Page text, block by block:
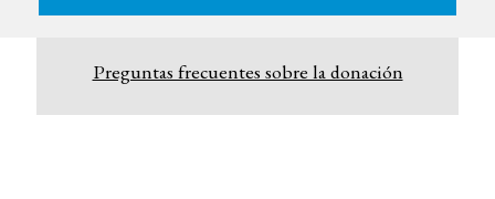
Preguntas frecuentes sobre la donación